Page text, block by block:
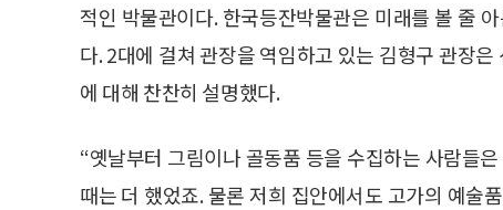
적인 박물관이다. 한국등잔박물관은 미래를 볼 줄
다. 2대에 걸쳐 관장을 역임하고 있는 김형구 관장
에 대해 찬찬히 설명했다.
“옛날부터 그림이나 골동품 등을 수집하는 사람들
때는 더 했었죠. 물론 저희 집안에서도 고가의 예술